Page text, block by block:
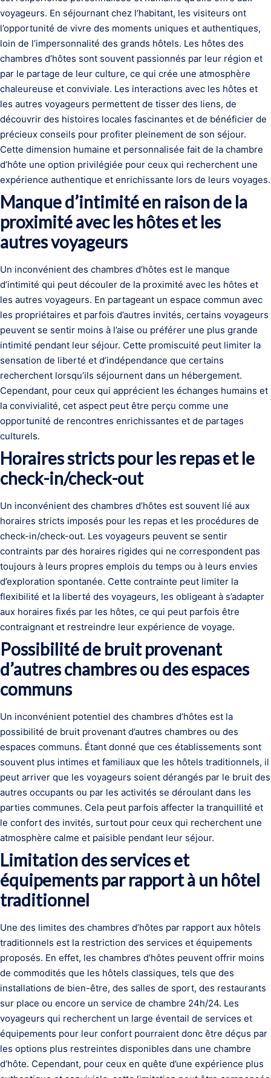
voyageurs. En séjournant chez l’habitant, les visiteurs ont
l’opportunité de vivre des moments uniques et authentiques,
loin de l’impersonnalité des grands hôtels. Les hôtes des
chambres d’hôtes sont souvent passionnés par leur région et
par le partage de leur culture, ce qui crée une atmosphère
chaleureuse et conviviale. Les interactions avec les hôtes et
les autres voyageurs permettent de tisser des liens, de
découvrir des histoires locales fascinantes et de bénéficier de
précieux conseils pour profiter pleinement de son séjour.
Cette dimension humaine et personnalisée fait de la chambre
d’hôte une option privilégiée pour ceux qui recherchent une
expérience authentique et enrichissante lors de leurs voyages.
Manque d’intimité en raison de la
proximité avec les hôtes et les
autres voyageurs
Un inconvénient des chambres d’hôtes est le manque
d’intimité qui peut découler de la proximité avec les hôtes et
les autres voyageurs. En partageant un espace commun avec
les propriétaires et parfois d’autres invités, certains voyageurs
peuvent se sentir moins à l’aise ou préférer une plus grande
intimité pendant leur séjour. Cette promiscuité peut limiter la
sensation de liberté et d’indépendance que certains
recherchent lorsqu’ils séjournent dans un hébergement.
Cependant, pour ceux qui apprécient les échanges humains et
la convivialité, cet aspect peut être perçu comme une
opportunité de rencontres enrichissantes et de partages
culturels.
Horaires stricts pour les repas et le
check-in/check-out
Un inconvénient des chambres d’hôtes est souvent lié aux
horaires stricts imposés pour les repas et les procédures de
check-in/check-out. Les voyageurs peuvent se sentir
contraints par des horaires rigides qui ne correspondent pas
toujours à leurs propres emplois du temps ou à leurs envies
d’exploration spontanée. Cette contrainte peut limiter la
flexibilité et la liberté des voyageurs, les obligeant à s’adapter
aux horaires fixés par les hôtes, ce qui peut parfois être
contraignant et restreindre leur expérience de voyage.
Possibilité de bruit provenant
d’autres chambres ou des espaces
communs
Un inconvénient potentiel des chambres d’hôtes est la
possibilité de bruit provenant d’autres chambres ou des
espaces communs. Étant donné que ces établissements sont
souvent plus intimes et familiaux que les hôtels traditionnels, il
peut arriver que les voyageurs soient dérangés par le bruit des
autres occupants ou par les activités se déroulant dans les
parties communes. Cela peut parfois affecter la tranquillité et
le confort des invités, surtout pour ceux qui recherchent une
atmosphère calme et paisible pendant leur séjour.
Limitation des services et
équipements par rapport à un hôtel
traditionnel
Une des limites des chambres d’hôtes par rapport aux hôtels
traditionnels est la restriction des services et équipements
proposés. En effet, les chambres d’hôtes peuvent offrir moins
de commodités que les hôtels classiques, tels que des
installations de bien-être, des salles de sport, des restaurants
sur place ou encore un service de chambre 24h/24. Les
voyageurs qui recherchent un large éventail de services et
équipements pour leur confort pourraient donc être déçus par
les options plus restreintes disponibles dans une chambre
d’hôte. Cependant, pour ceux en quête d’une expérience plus